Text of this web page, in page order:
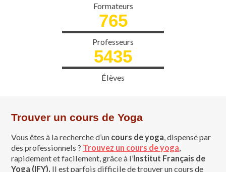
Formateurs
765
Professeurs
5435
Élèves
Trouver un cours de Yoga
Vous êtes à la recherche d’un cours de yoga , dispensé par
des professionnels ? Trouvez un cours de yoga
rapidement et facilement, grâce à l’Institut Français de
Yoga (IFY). Il est parfois difficile de trouver un cours de